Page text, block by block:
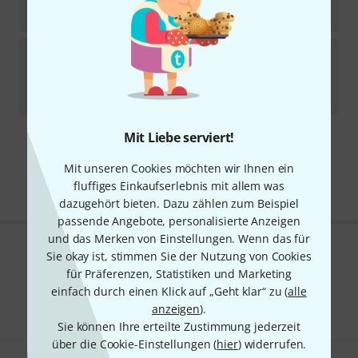
Mit Liebe serviert!
Mit unseren Cookies möchten wir Ihnen ein
fluffiges Einkaufserlebnis mit allem was
dazugehört bieten. Dazu zählen zum Beispiel
passende Angebote, personalisierte Anzeigen
und das Merken von Einstellungen. Wenn das für
Sie okay ist, stimmen Sie der Nutzung von Cookies
für Präferenzen, Statistiken und Marketing
einfach durch einen Klick auf „Geht klar“ zu (alle
anzeigen).
Sie können Ihre erteilte Zustimmung jederzeit
über die Cookie-Einstellungen (hier) widerrufen.
Lindy FralinP 90 Hum-Canc Dog Ear Set CR
In 4–5 Wochen lieferbar
€
Alle Preise inkl. MwSt.
Gefällt Ihnen, was Sie sehen?
Teilen Hilfe & Feedback